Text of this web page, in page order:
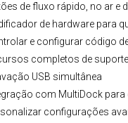
de fluxo rápido, no ar e
de hardware para
e configurar código
completos de
USB simultânea
com MultiDock
configurações